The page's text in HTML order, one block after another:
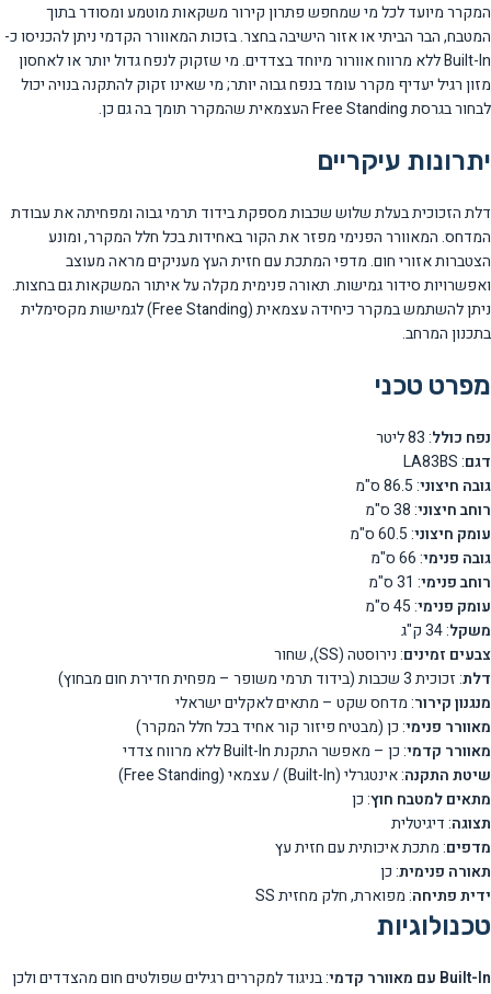
המקרר מיועד לכל מי שמחפש פתרון קירור משקאות מוטמע ומסודר בתוך
המטבח, הבר הביתי או אזור הישיבה בחצר. בזכות המאוורר הקדמי ניתן להכניסו כ-
Built-In ללא מרווח אוורור מיוחד בצדדים. מי שזקוק לנפח גדול יותר או לאחסון
מזון רגיל יעדיף מקרר עומד בנפח גבוה יותר; מי שאינו זקוק להתקנה בנויה יכול
לבחור בגרסת Free Standing העצמאית שהמקרר תומך בה גם כן.
יתרונות עיקריים
דלת הזכוכית בעלת שלוש שכבות מספקת בידוד תרמי גבוה ומפחיתה את עבודת
המדחס. המאוורר הפנימי מפזר את הקור באחידות בכל חלל המקרר, ומונע
הצטברות אזורי חום. מדפי המתכת עם חזית העץ מעניקים מראה מעוצב
ואפשרויות סידור גמישות. תאורה פנימית מקלה על איתור המשקאות גם בחצות.
ניתן להשתמש במקרר כיחידה עצמאית (Free Standing) לגמישות מקסימלית
בתכנון המרחב.
מפרט טכני
נפח כולל: 83 ליטר
דגם: LA83BS
גובה חיצוני: 86.5 ס"מ
רוחב חיצוני: 38 ס"מ
עומק חיצוני: 60.5 ס"מ
גובה פנימי: 66 ס"מ
רוחב פנימי: 31 ס"מ
עומק פנימי: 45 ס"מ
משקל: 34 ק"ג
צבעים זמינים: נירוסטה (SS), שחור
דלת: זכוכית 3 שכבות (בידוד תרמי משופר – מפחית חדירת חום מבחוץ)
מנגנון קירור: מדחס שקט – מתאים לאקלים ישראלי
מאוורר פנימי: כן (מבטיח פיזור קור אחיד בכל חלל המקרר)
מאוורר קדמי: כן – מאפשר התקנת Built-In ללא מרווח צדדי
שיטת התקנה: אינטגרלי (Built-In) / עצמאי (Free Standing)
מתאים למטבח חוץ: כן
תצוגה: דיגיטלית
מדפים: מתכת איכותית עם חזית עץ
תאורה פנימית: כן
ידית פתיחה: מפוארת, חלק מחזית SS
טכנולוגיות
Built-In עם מאוורר קדמי
: בניגוד למקררים רגילים שפולטים חום מהצדדים ולכן